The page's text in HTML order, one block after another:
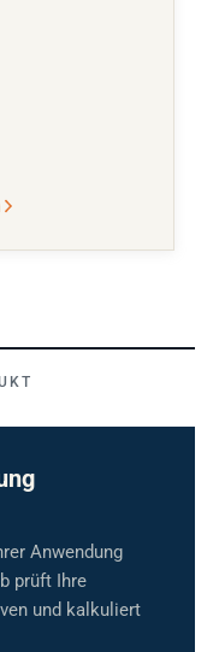
Anwendung
prüft Ihre
und kalkuliert